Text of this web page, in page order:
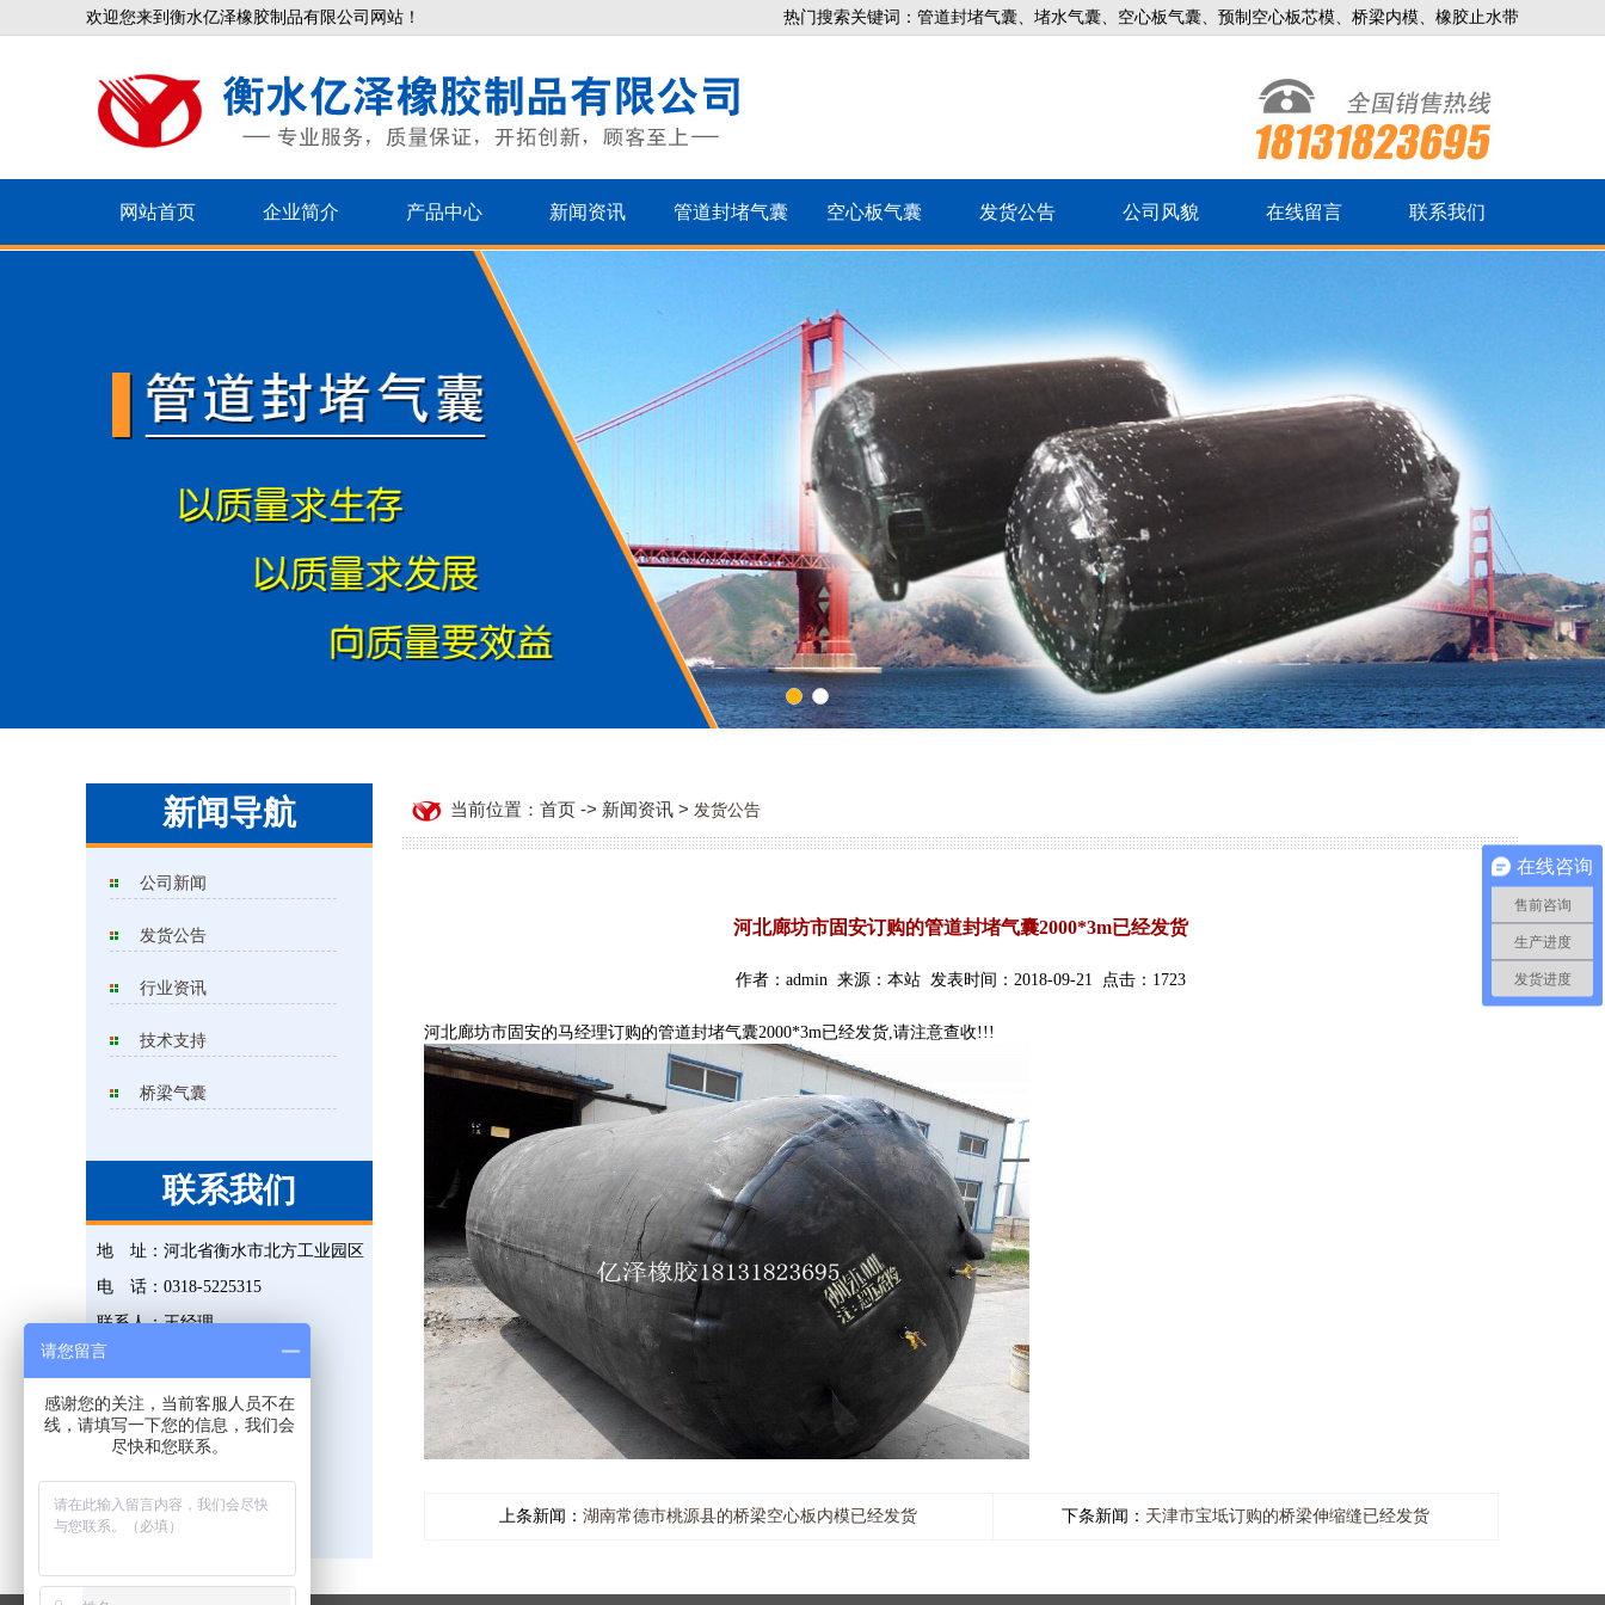
欢迎您来到衡水亿泽橡胶制品有限公司网站！ 热门搜索关键词：管道封堵气囊、堵水气囊、空心板气囊、预制空心板芯模、桥梁内模、橡胶止水带
网站首页 企业简介 产品中心 新闻资讯 管道封堵气囊 空心板气囊 发货公告 公司风貌 在线留言 联系我们
1 2
新闻导航
公司新闻
发货公告
行业资讯
技术支持
桥梁气囊
联系我们
地 址： 河北省衡水市北方工业园区
电 话： 0318-5225315
联系人：王经理
手 机：
传 真： 0318-5225315
邮 箱：823476851@qq.com
当前位置：首页 -> 新闻资讯 > 发货公告
河北廊坊市固安订购的管道封堵气囊2000*3m已经发货
作者：admin 来源：本站 发表时间：2018-09-21 点击：1723
河北廊坊市固安的马经理订购的管道封堵气囊2000*3m已经发货,请注意查收!!!
上条新闻： 湖南常德市桃源县的桥梁空心板内模已经发货 下条新闻： 天津市宝坻订购的桥梁伸缩缝已经发货
在线咨询
售前咨询
生产进度
发货进度
请您留言
感谢您的关注，当前客服人员不在
线，请填写一下您的信息，我们会
尽快和您联系。